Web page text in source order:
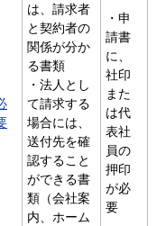
は、請求者
と契約者の
関係が分か
る書類
・法人とし
て請求する
場合には、
送付先を確
認すること
ができる書
類（会社案
内、ホーム
・申
請書
に、
社印
また
は代
表社
員の
押印
が必
要